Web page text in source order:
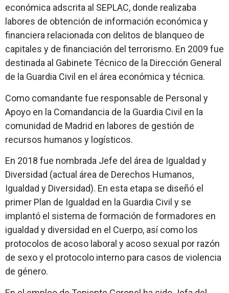
económica adscrita al SEPLAC, donde realizaba
labores de obtención de información económica y
financiera relacionada con delitos de blanqueo de
capitales y de financiación del terrorismo. En 2009 fue
destinada al Gabinete Técnico de la Dirección General
de la Guardia Civil en el área económica y técnica.
Como comandante fue responsable de Personal y
Apoyo en la Comandancia de la Guardia Civil en la
comunidad de Madrid en labores de gestión de
recursos humanos y logísticos.
En 2018 fue nombrada Jefe del área de Igualdad y
Diversidad (actual área de Derechos Humanos,
Igualdad y Diversidad). En esta etapa se diseñó el
primer Plan de Igualdad en la Guardia Civil y se
implantó el sistema de formación de formadores en
igualdad y diversidad en el Cuerpo, así como los
protocolos de acoso laboral y acoso sexual por razón
de sexo y el protocolo interno para casos de violencia
de género.